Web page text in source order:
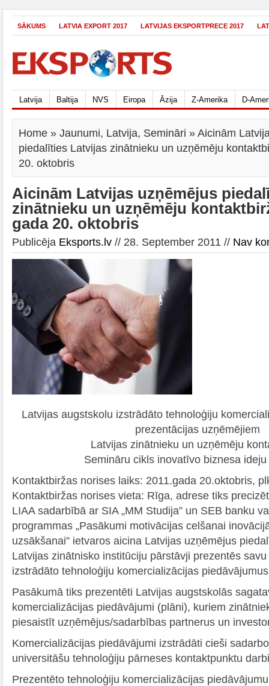
SĀKUMS LATVIA EXPORT 2017 LATVIJAS EKSPORTPRECE 2017
Latvija Baltija NVS Eiropa Āzija Z-Amerika D-
Home » Jaunumi, Latvija, Semināri » Aicinām
piedalīties Latvijas zinātnieku un uzņēmēju
20. oktobris
Aicinām Latvijas uzņēmējus
zinātnieku un uzņēmēju
gada 20. oktobris
Publicēja Eksports.lv // 28. September 2011 // Nav
Latvijas augstskolu izstrādāto tehnoloģiju
prezentācijas uzņēmējiem
Latvijas zinātnieku un uzņēmēju
Semināru cikls inovatīvo biznesa
Kontaktbiržas norises laiks: 2011.gada 20.oktobris,
Kontaktbiržas norises vieta: Rīga, adrese tiks
LIAA sadarbībā ar SIA „MM Studija” un SEB banku
programmas „Pasākumi motivācijas celšanai
uzsākšanai” ietvaros aicina Latvijas uzņēmējus
Latvijas zinātnisko institūciju pārstāvji prezentēs
izstrādāto tehnoloģiju komercializācijas
Pasākumā tiks prezentēti Latvijas augstskolās
komercializācijas piedāvājumi (plāni), kuriem
piesaistīt uzņēmējus/sadarbības partnerus un
Komercializācijas piedāvājumi izstrādāti cieši
universitāšu tehnoloģiju pārneses kontaktpunktu
Prezentēto tehnoloģiju komercializācijas